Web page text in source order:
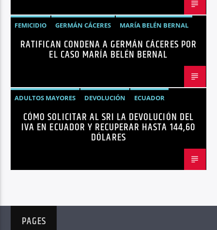
FEMICIDIO GERMÁN CÁCERES
MARÍA BELÉN BERNAL
NOTICIAS
SEGURIDAD
RATIFICAN CONDENA A GERMÁN CÁCERES POR
EL CASO MARÍA BELÉN BERNAL
ADULTOS MAYORES DEVOLUCIÓN
ECUADOR
NEGOCIOS
NOTICIAS PERSONAS CON DISCAPACIDAD
CÓMO SOLICITAR AL SRI LA DEVOLUCIÓN DEL
IVA EN ECUADOR Y RECUPERAR HASTA 144,60
DÓLARES
PAGES